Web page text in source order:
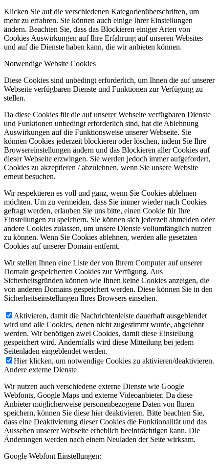
Klicken Sie auf die verschiedenen Kategorienüberschriften, um
mehr zu erfahren. Sie können auch einige Ihrer Einstellungen
ändern. Beachten Sie, dass das Blockieren einiger Arten von
Cookies Auswirkungen auf Ihre Erfahrung auf unseren Websites
und auf die Dienste haben kann, die wir anbieten können.
Notwendige Website Cookies
Diese Cookies sind unbedingt erforderlich, um Ihnen die auf unserer
Webseite verfügbaren Dienste und Funktionen zur Verfügung zu
stellen.
Da diese Cookies für die auf unserer Webseite verfügbaren Dienste
und Funktionen unbedingt erforderlich sind, hat die Ablehnung
Auswirkungen auf die Funktionsweise unserer Webseite. Sie
können Cookies jederzeit blockieren oder löschen, indem Sie Ihre
Browsereinstellungen ändern und das Blockieren aller Cookies auf
dieser Webseite erzwingen. Sie werden jedoch immer aufgefordert,
Cookies zu akzeptieren / abzulehnen, wenn Sie unsere Website
erneut besuchen.
Wir respektieren es voll und ganz, wenn Sie Cookies ablehnen
möchten. Um zu vermeiden, dass Sie immer wieder nach Cookies
gefragt werden, erlauben Sie uns bitte, einen Cookie für Ihre
Einstellungen zu speichern. Sie können sich jederzeit abmelden oder
andere Cookies zulassen, um unsere Dienste vollumfänglich nutzen
zu können. Wenn Sie Cookies ablehnen, werden alle gesetzten
Cookies auf unserer Domain entfernt.
Wir stellen Ihnen eine Liste der von Ihrem Computer auf unserer
Domain gespeicherten Cookies zur Verfügung. Aus
Sicherheitsgründen können wie Ihnen keine Cookies anzeigen, die
von anderen Domains gespeichert werden. Diese können Sie in den
Sicherheitseinstellungen Ihres Browsers einsehen.
Aktivieren, damit die Nachrichtenleiste dauerhaft ausgeblendet
wird und alle Cookies, denen nicht zugestimmt wurde, abgelehnt
werden. Wir benötigen zwei Cookies, damit diese Einstellung
gespeichert wird. Andernfalls wird diese Mitteilung bei jedem
Seitenladen eingeblendet werden.
Hier klicken, um notwendige Cookies zu aktivieren/deaktivieren.
Andere externe Dienste
Wir nutzen auch verschiedene externe Dienste wie Google
Webfonts, Google Maps und externe Videoanbieter. Da diese
Anbieter möglicherweise personenbezogene Daten von Ihnen
speichern, können Sie diese hier deaktivieren. Bitte beachten Sie,
dass eine Deaktivierung dieser Cookies die Funktionalität und das
Aussehen unserer Webseite erheblich beeinträchtigen kann. Die
Änderungen werden nach einem Neuladen der Seite wirksam.
Google Webfont Einstellungen: